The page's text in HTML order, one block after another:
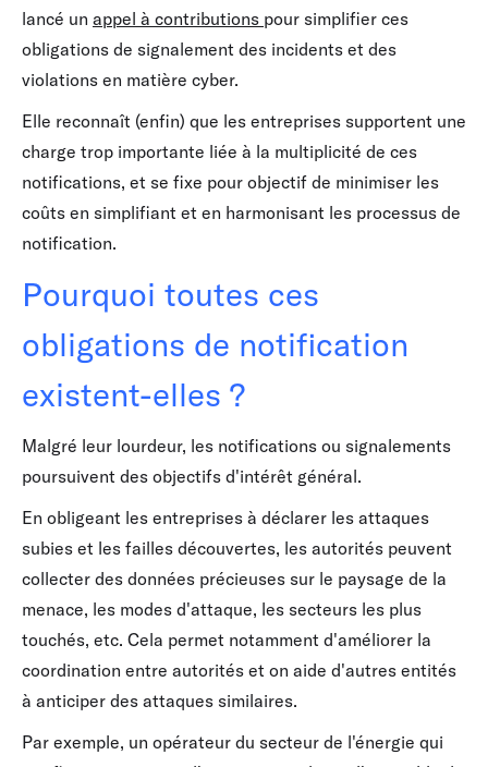
lancé un appel à contributions pour simplifier ces
obligations de signalement des incidents et des
violations en matière cyber.
Elle reconnaît (enfin) que les entreprises supportent une
charge trop importante liée à la multiplicité de ces
notifications, et se fixe pour objectif de minimiser les
coûts en simplifiant et en harmonisant les processus de
notification.
Pourquoi toutes ces
obligations de notification
existent-elles ?
Malgré leur lourdeur, les notifications ou signalements
poursuivent des objectifs d'intérêt général.
En obligeant les entreprises à déclarer les attaques
subies et les failles découvertes, les autorités peuvent
collecter des données précieuses sur le paysage de la
menace, les modes d'attaque, les secteurs les plus
touchés, etc. Cela permet notamment d'améliorer la
coordination entre autorités et on aide d'autres entités
à anticiper des attaques similaires.
Par exemple, un opérateur du secteur de l'énergie qui